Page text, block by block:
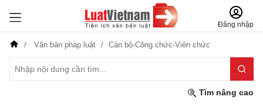
Đăng nhập
Văn bản pháp luật Cán bộ-Công chức-Viên chức
Tìm nâng cao